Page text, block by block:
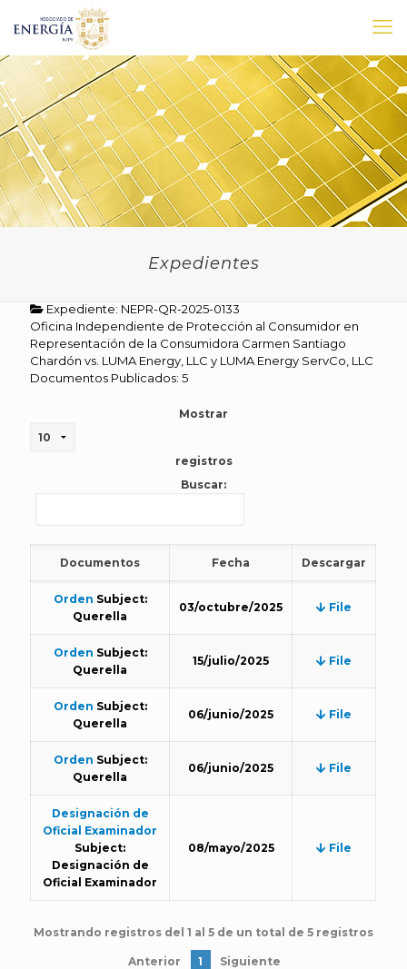
Expedientes
Expediente: NEPR-QR-2025-0133
Oficina Independiente de Protección al Consumidor en
Representación de la Consumidora Carmen Santiago
Chardón vs. LUMA Energy, LLC y LUMA Energy ServCo, LLC
Documentos Publicados: 5
Mostrar
registros
Buscar:
Documentos Fecha Descargar
Orden Subject:
Querella
03/octubre/2025 File
Orden Subject:
Querella
15/julio/2025 File
Orden Subject:
Querella
06/junio/2025 File
Orden Subject:
Querella
06/junio/2025 File
Designación de
Oficial Examinador
Subject:
Designación de
Oficial Examinador
08/mayo/2025 File
Mostrando registros del 1 al 5 de un total de 5 registros
Anterior 1 Siguiente